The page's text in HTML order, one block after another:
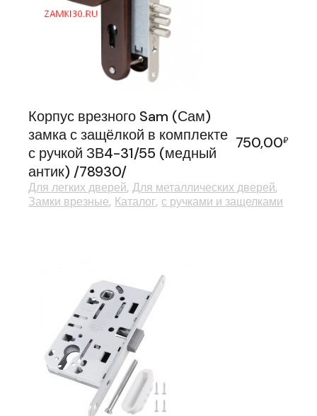
Корпус врезного Sam (Сам)
замка с защёлкой в комплекте
с ручкой ЗВ4-31/55 (медный
антик) /78930/
750,00₽
Для легких дверей Для металлических дверей
Замки врезные Каталог с ручками и защелками